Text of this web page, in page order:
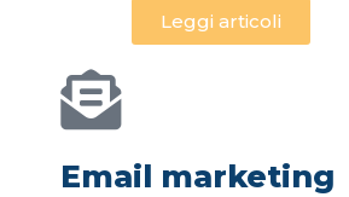
Leggi articoli
Email marketing